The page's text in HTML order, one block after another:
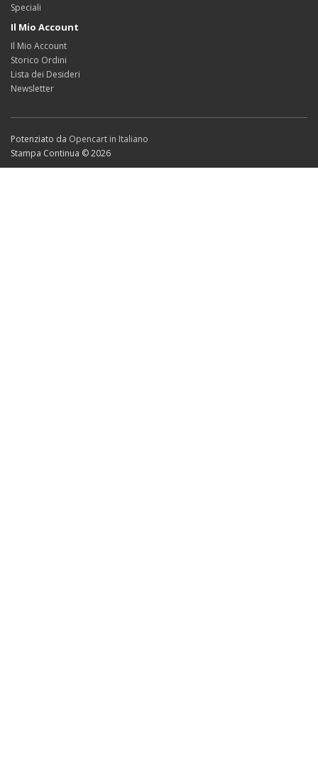
Speciali
Il Mio Account
Il Mio Account
Storico Ordini
Lista dei Desideri
Newsletter
Potenziato da Opencart in Italiano
Stampa Continua © 2026